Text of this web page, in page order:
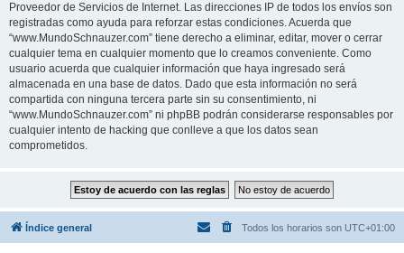
Proveedor de Servicios de Internet. Las direcciones IP de todos los envíos son
registradas como ayuda para reforzar estas condiciones. Acuerda que
“www.MundoSchnauzer.com” tiene derecho a eliminar, editar, mover o cerrar
cualquier tema en cualquier momento que lo creamos conveniente. Como
usuario acuerda que cualquier información que haya ingresado será
almacenada en una base de datos. Dado que esta información no será
compartida con ninguna tercera parte sin su consentimiento, ni
“www.MundoSchnauzer.com” ni phpBB podrán considerarse responsables por
cualquier intento de hacking que conlleve a que los datos sean
comprometidos.
Índice general Todos los horarios son UTC+01:00